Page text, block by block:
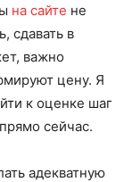
на сайте не
сдавать в
важно
цену. Я
к оценке шаг
сейчас.
адекватную